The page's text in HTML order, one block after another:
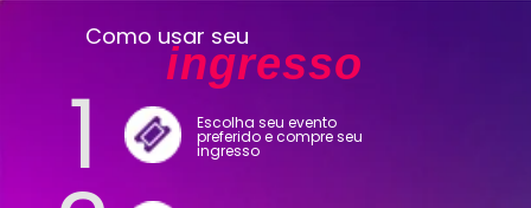
Como usar seu
ingresso
1 Escolha seu evento
preferido e compre seu
ingresso